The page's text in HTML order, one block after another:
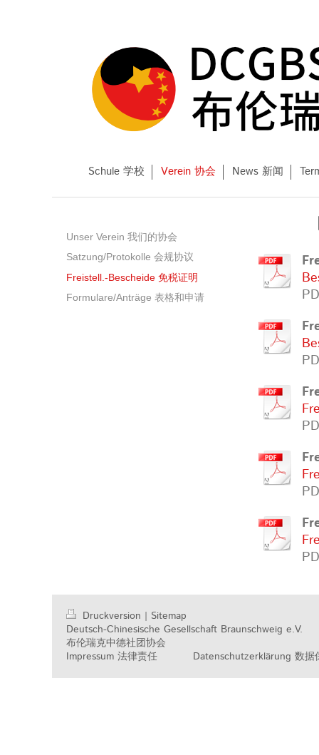
Schule 学校 Verein 协会 News 新闻
Unser Verein 我们的协会
Satzung/Protokolle 会规协议
Freistell.-Bescheide 免税证明
Formulare/Anträge 表格和申请
Druckversion | Sitemap
Deutsch-Chinesische Gesellschaft Braunschweig e.V.
布伦瑞克中德社团协会
Impressum 法律责任
Datenschutzerklärung 数据